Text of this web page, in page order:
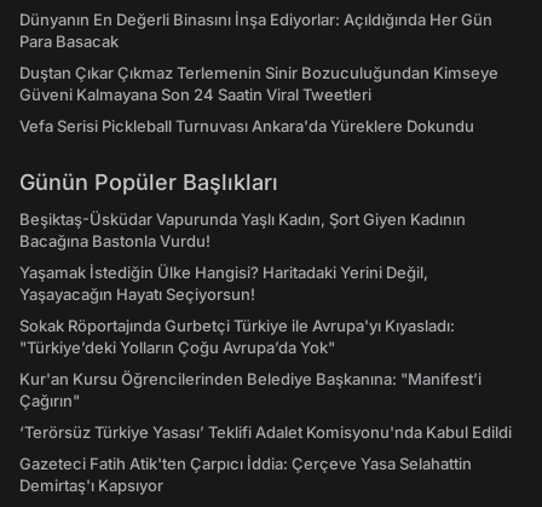
Dünyanın En Değerli Binasını İnşa Ediyorlar: Açıldığında Her Gün
Para Basacak
Duştan Çıkar Çıkmaz Terlemenin Sinir Bozuculuğundan Kimseye
Güveni Kalmayana Son 24 Saatin Viral Tweetleri
Vefa Serisi Pickleball Turnuvası Ankara'da Yüreklere Dokundu
Günün Popüler Başlıkları
Beşiktaş-Üsküdar Vapurunda Yaşlı Kadın, Şort Giyen Kadının
Bacağına Bastonla Vurdu!
Yaşamak İstediğin Ülke Hangisi? Haritadaki Yerini Değil,
Yaşayacağın Hayatı Seçiyorsun!
Sokak Röportajında Gurbetçi Türkiye ile Avrupa'yı Kıyasladı:
"Türkiye’deki Yolların Çoğu Avrupa’da Yok"
Kur'an Kursu Öğrencilerinden Belediye Başkanına: "Manifest’i
Çağırın"
‘Terörsüz Türkiye Yasası’ Teklifi Adalet Komisyonu'nda Kabul Edildi
Gazeteci Fatih Atik'ten Çarpıcı İddia: Çerçeve Yasa Selahattin
Demirtaş'ı Kapsıyor